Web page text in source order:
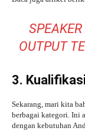
OUTPUT
3.
Sekarang, mari kita
berbagai kategori. Ini
dengan kebutuhan